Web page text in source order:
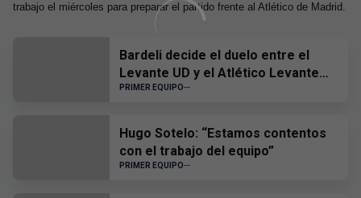
trabajo el miércoles para preparar el partido frente al Atlético de Madrid.
Bardeli decide el duelo entre el
Levante UD y el Atlético Levante
UD
PRIMER EQUIPO
Hugo Sotelo: “Estamos contentos
con el trabajo del equipo”
PRIMER EQUIPO